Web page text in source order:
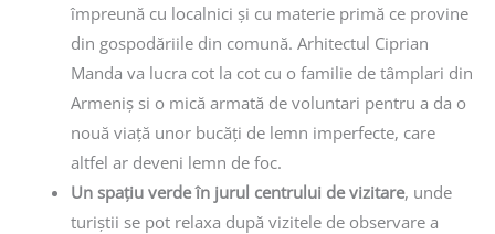
împreună cu localnici și cu materie primă ce provine
din gospodăriile din comună. Arhitectul Ciprian
Manda va lucra cot la cot cu o familie de tâmplari din
Armeniș si o mică armată de voluntari pentru a da o
nouă viață unor bucăți de lemn imperfecte, care
altfel ar deveni lemn de foc.
Un spațiu verde în jurul centrului de vizitare, unde
turiștii se pot relaxa după vizitele de observare a